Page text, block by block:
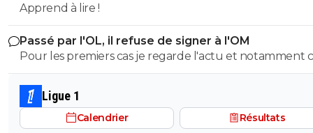
Apprend à lire !
Passé par l'OL, il refuse de signer à l'OM
Pour les premiers cas je regarde l'actu et notamment
du foot. Pour le dernier, rien qu'ici il y en a pléthore. Et toi, tu
es dans quel camp, les abrutis ou ceux qui viennent
foot avec respect?
Ligue 1
Calendrier Résultats